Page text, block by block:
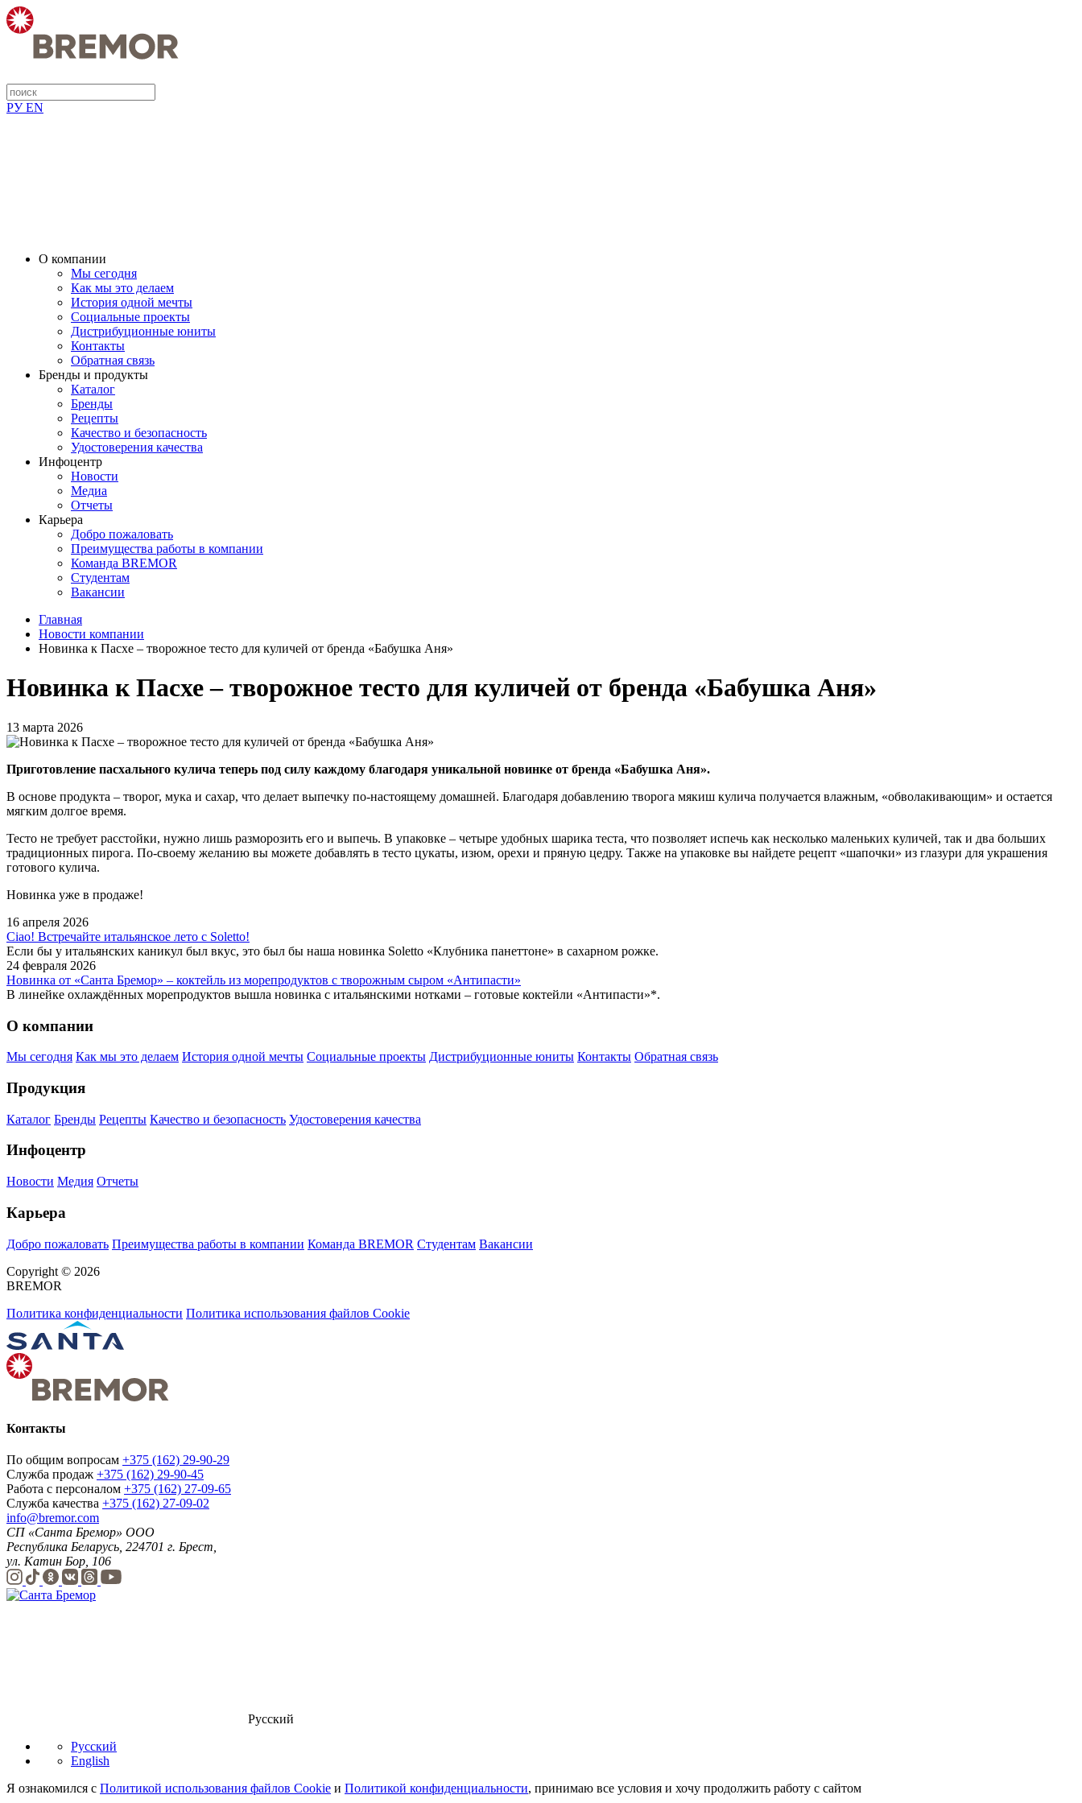
РУ EN
О компании
Мы сегодня
Как мы это делаем
История одной мечты
Социальные проекты
Дистрибуционные юниты
Контакты
Обратная связь
Бренды и продукты
Каталог
Бренды
Рецепты
Качество и безопасность
Удостоверения качества
Инфоцентр
Новости
Медиа
Отчеты
Карьера
Добро пожаловать
Преимущества работы в компании
Команда BREMOR
Студентам
Вакансии
Главная
Новости компании
Новинка к Пасхе – творожное тесто для куличей от бренда «Бабушка Аня»
Новинка к Пасхе – творожное тесто для куличей от бренда «Бабушка Аня»
13 марта 2026
Приготовление пасхального кулича теперь под силу каждому благодаря уникальной новинке от бренда «Бабушка Аня».
В основе продукта – творог, мука и сахар, что делает выпечку по-настоящему домашней. Благодаря добавлению творога мякиш кулича получается влажным, «обволакивающим» и остается
мягким долгое время.
Тесто не требует расстойки, нужно лишь разморозить его и выпечь. В упаковке – четыре удобных шарика теста, что позволяет испечь как несколько маленьких куличей, так и два больших
традиционных пирога. По-своему желанию вы можете добавлять в тесто цукаты, изюм, орехи и пряную цедру. Также на упаковке вы найдете рецепт «шапочки» из глазури для украшения
готового кулича.
Новинка уже в продаже!
16 апреля 2026
Ciao! Встречайте итальянское лето с Soletto!
Если бы у итальянских каникул был вкус, это был бы наша новинка Soletto «Клубника панеттоне» в сахарном рожке.
24 февраля 2026
Новинка от «Санта Бремор» – коктейль из морепродуктов с творожным сыром «Антипасти»
В линейке охлаждённых морепродуктов вышла новинка с итальянскими нотками – готовые коктейли «Антипасти»*.
О компании
Мы сегодня Как мы это делаем История одной мечты Социальные проекты Дистрибуционные юниты Контакты Обратная связь
Продукция
Каталог Бренды Рецепты Качество и безопасность Удостоверения качества
Инфоцентр
Новости Медия Отчеты
Карьера
Добро пожаловать Преимущества работы в компании Команда BREMOR Студентам Вакансии
Copyright © 2026
BREMOR
Политика конфиденциальности Политика использования файлов Cookie
Контакты
По общим вопросам +375 (162) 29-90-29
Служба продаж +375 (162) 29-90-45
Работа с персоналом +375 (162) 27-09-65
Служба качества +375 (162) 27-09-02
info@bremor.com
СП «Санта Бремор» ООО
Республика Беларусь, 224701 г. Брест,
ул. Катин Бор, 106
Русский
Русский
English
Я ознакомился с Политикой использования файлов Cookie и Политикой конфиденциальности, принимаю все условия и хочу продолжить работу с сайтом